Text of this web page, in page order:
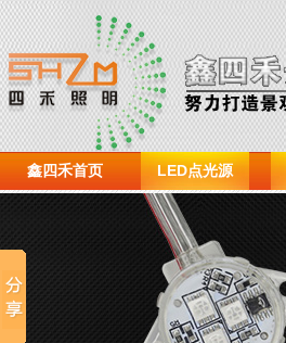
鑫四禾首页 LED点光源